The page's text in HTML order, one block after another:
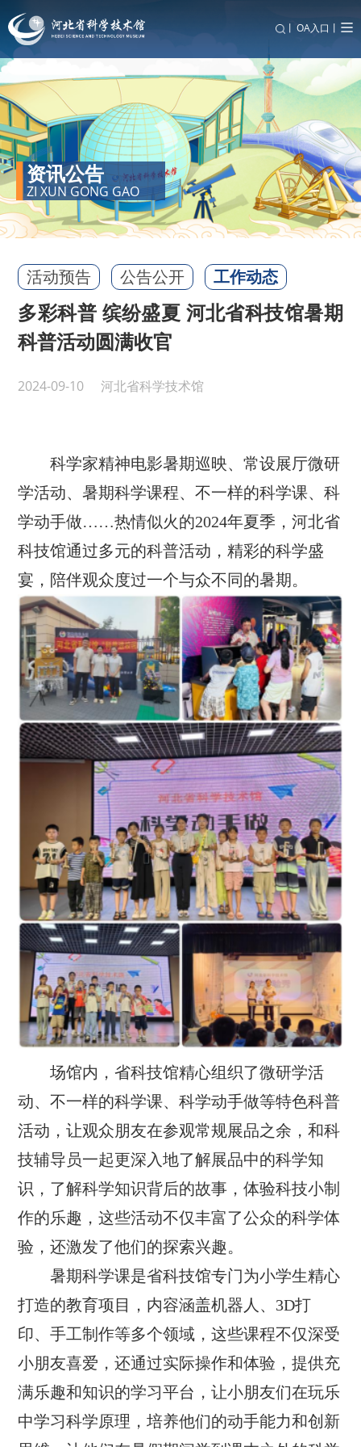
丨 OA入口丨
资讯公告
ZI XUN GONG GAO
活动预告 公告公开 工作动态
多彩科普 缤纷盛夏 河北省科技馆暑期
科普活动圆满收官
2024-09-10 河北省科学技术馆
科学家精神电影暑期巡映、常设展厅微研
学活动、暑期科学课程、不一样的科学课、科
学动手做……热情似火的2024年夏季，河北省
科技馆通过多元的科普活动，精彩的科学盛
宴，陪伴观众度过一个与众不同的暑期。
场馆内，省科技馆精心组织了微研学活
动、不一样的科学课、科学动手做等特色科普
活动，让观众朋友在参观常规展品之余，和科
技辅导员一起更深入地了解展品中的科学知
识，了解科学知识背后的故事，体验科技小制
作的乐趣，这些活动不仅丰富了公众的科学体
验，还激发了他们的探索兴趣。
暑期科学课是省科技馆专门为小学生精心
打造的教育项目，内容涵盖机器人、3D打
印、手工制作等多个领域，这些课程不仅深受
小朋友喜爱，还通过实际操作和体验，提供充
满乐趣和知识的学习平台，让小朋友们在玩乐
中学习科学原理，培养他们的动手能力和创新